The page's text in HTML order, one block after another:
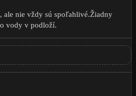
ale nie vždy sú spoľahlivé.Žiadny
vody v podloží.